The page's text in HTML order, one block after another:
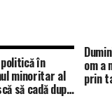
politică în
minoritar al
să cadă după
Duminica
om a
prin